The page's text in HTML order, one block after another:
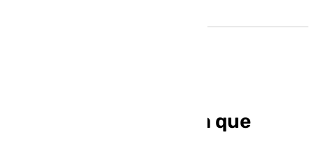
Íñigo Errejón anuncia que